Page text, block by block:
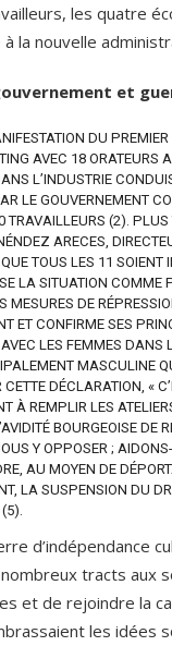
les quatre
la nouvelle
et
DU
AVEC 18 ORATEURS
L’INDUSTRIE
LE GOUVERNEMENT
TRAVAILLEURS (2).
ARECES,
TOUS LES 11
LA SITUATION COMME
MESURES DE
ET CONFIRME SES
LES FEMMES DANS
MASCULINE
DÉCLARATION, «
À REMPLIR LES
BOURGEOISE
Y OPPOSER ;
AU MOYEN DE
LA SUSPENSION DU
d’indépendance
tracts aux
et de rejoindre la
les idées